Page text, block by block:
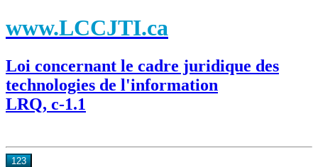
www.LCCJTI.ca
Loi concernant le cadre juridique des
technologies de l'information
LRQ, c-1.1
123